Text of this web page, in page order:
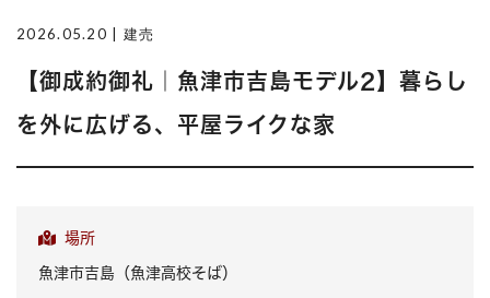
2026.05.20 | 建売
【御成約御礼｜魚津市吉島モデル2】暮らし
を外に広げる、平屋ライクな家
場所
魚津市吉島（魚津高校そば）